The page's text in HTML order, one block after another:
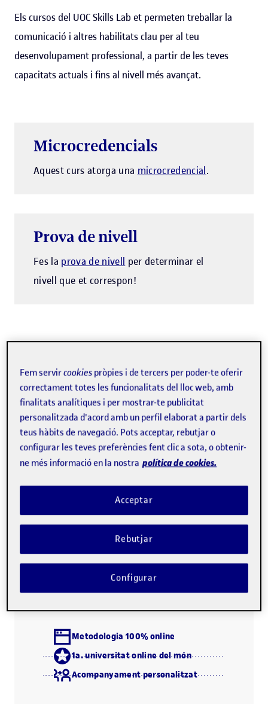
Els cursos del UOC Skills Lab et permeten treballar la
comunicació i altres habilitats clau per al teu
desenvolupament professional, a partir de les teves
capacitats actuals i fins al nivell més avançat.
Microcredencials
Aquest curs atorga una microcredencial.
Prova de nivell
Fes la prova de nivell per determinar el
nivell que et correspon!
Els cursos de comunicació efectiva de la UOC et permeten
habilitat amb l'acompanyament de professorat expert i
amb una metodologia en línia basada en recursos en
format visual i videoreptes, amb els quals podràs posar
en pràctica els diferents aspectes clau d'aquesta habilitat.
Aquest curs s'orienta a millorar lescompetències
professionals següents
nivell.
Descarrega el programa (PDF)
Metodologia 100% online
1a. universitat online del món
Acompanyament personalitzat
Fem servircookies pròpies i de tercers per poder-te oferir
correctament totes les funcionalitats del lloc web, amb
finalitats analítiques i per mostrar-te publicitat
personalitzada d'acord amb un perfil elaborat a partir dels
teus hàbits de navegació. Pots acceptar, rebutjar o
configurar les teves preferències fent clic a sota, o obtenir-
ne més informació en la nostra política de cookies.
Rebutjar
Acceptar
Configurar